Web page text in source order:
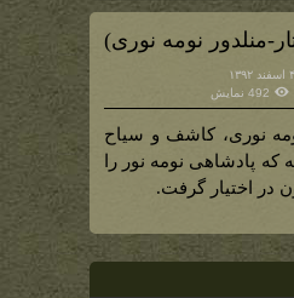
منلدور نومه نوری)
۴ اسفند ۱۳۹۲
492 نمایش
نوری، کاشف و سیاح
که پادشاهی نومه نور را
در اختیار گرفت.